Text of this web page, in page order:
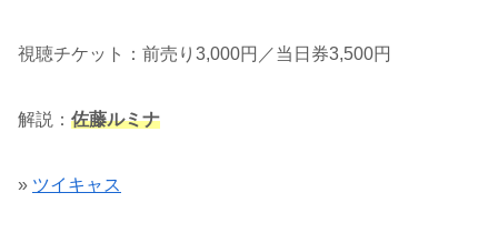
視聴チケット：前売り3,000円／当日券3,500円
解説： 佐藤ルミナ
» ツイキャス